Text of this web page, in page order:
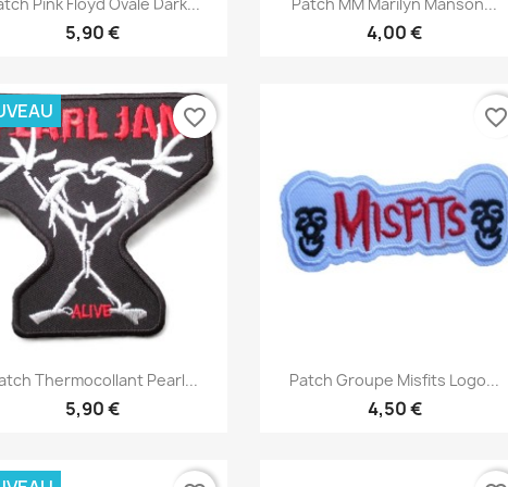
Pink Floyd Ovale Dark...
5,90 €
Patch MM Marilyn Manson...
4,00 €
Aperçu rapide
Thermocollant Pearl...
5,90 €
favorite_border
Aperçu rapide
Patch Groupe Misfits Logo...
4,50 €
favorite_border